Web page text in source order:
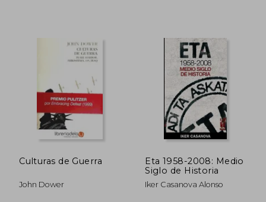
45% 45%
Culturas de Guerra
John Dower
Eta 1958-2008: Medio
Siglo de Historia
Iker Casanova Alonso